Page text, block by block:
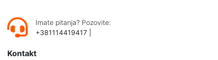
Imate pitanja? Pozovite:
+381114419417
Kontakt